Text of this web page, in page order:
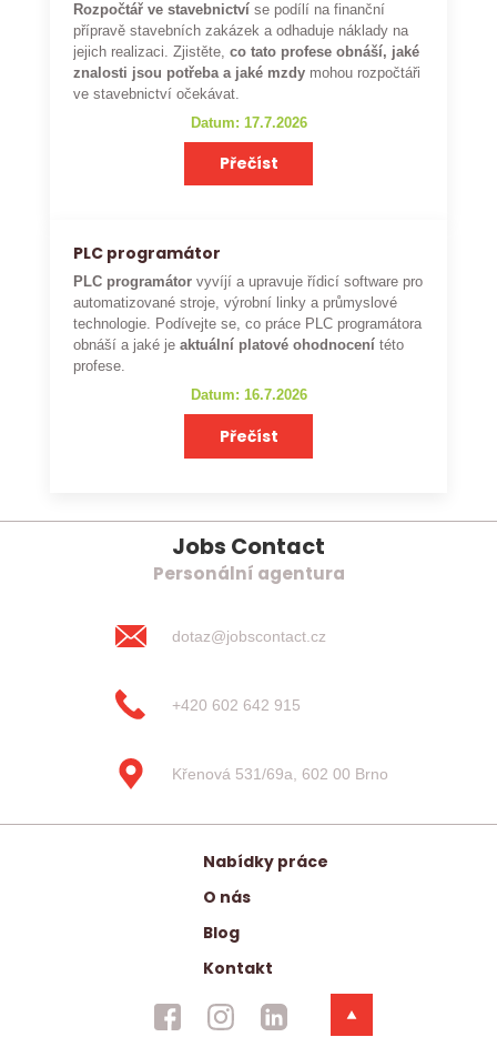
Rozpočtář ve stavebnictví se podílí na finanční
přípravě stavebních zakázek a odhaduje náklady na
jejich realizaci. Zjistěte,co tato profese obnáší, jaké
znalosti jsou potřeba a jaké mzdy mohou rozpočtáři
ve stavebnictví očekávat.
Datum: 17.7.2026
Přečíst
PLC programátor
PLC programátor vyvíjí a upravuje řídicí software pro
automatizované stroje, výrobní linky a průmyslové
technologie. Podívejte se, co práce PLC programátora
obnáší a jaké je aktuální platové ohodnocení této
profese.
Datum: 16.7.2026
Přečíst
Jobs Contact
Personální agentura
dotaz@jobscontact.cz
+420 602 642 915
Křenová 531/69a, 602 00 Brno
Nabídky práce
O nás
Blog
Kontakt